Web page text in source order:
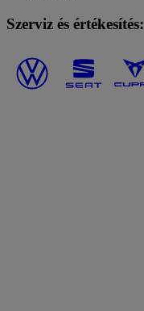
Szerviz és értékesítés: